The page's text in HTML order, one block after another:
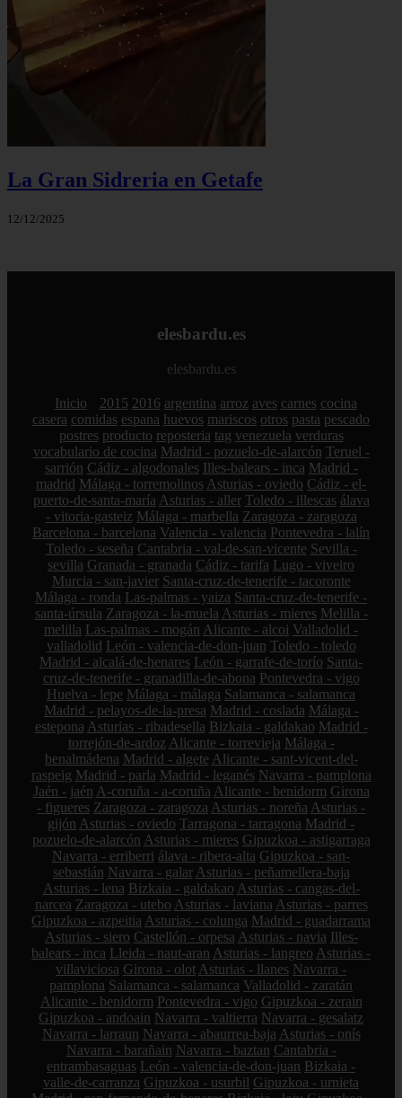
La Gran Sidreria en Getafe
12/12/2025
elesbardu.es
elesbardu.es
Inicio 2015 2016 argentina arroz aves carnes cocina
casera comidas espana huevos mariscos otros pasta pescado
postres producto reposteria tag venezuela verduras
vocabulario de cocina Madrid - pozuelo-de-alarcón Teruel -
sarrión Cádiz - algodonales Illes-balears - inca Madrid -
madrid Málaga - torremolinos Asturias - oviedo Cádiz - el-
puerto-de-santa-maría Asturias - aller Toledo - illescas álava
- vitoria-gasteiz Málaga - marbella Zaragoza - zaragoza
Barcelona - barcelona Valencia - valencia Pontevedra - lalín
Toledo - seseña Cantabria - val-de-san-vicente Sevilla -
sevilla Granada - granada Cádiz - tarifa Lugo - viveiro
Murcia - san-javier Santa-cruz-de-tenerife - tacoronte
Málaga - ronda Las-palmas - yaiza Santa-cruz-de-tenerife -
santa-úrsula Zaragoza - la-muela Asturias - mieres Melilla -
melilla Las-palmas - mogán Alicante - alcoi Valladolid -
valladolid León - valencia-de-don-juan Toledo - toledo
Madrid - alcalá-de-henares León - garrafe-de-torío Santa-
cruz-de-tenerife - granadilla-de-abona Pontevedra - vigo
Huelva - lepe Málaga - málaga Salamanca - salamanca
Madrid - pelayos-de-la-presa Madrid - coslada Málaga -
estepona Asturias - ribadesella Bizkaia - galdakao Madrid -
torrejón-de-ardoz Alicante - torrevieja Málaga -
benalmádena Madrid - algete Alicante - sant-vicent-del-
raspeig Madrid - parla Madrid - leganés Navarra - pamplona
Jaén - jaén A-coruña - a-coruña Alicante - benidorm Girona
- figueres Zaragoza - zaragoza Asturias - noreña Asturias -
gijón Asturias - oviedo Tarragona - tarragona Madrid -
pozuelo-de-alarcón Asturias - mieres Gipuzkoa - astigarraga
Navarra - erriberri álava - ribera-alta Gipuzkoa - san-
sebastián Navarra - galar Asturias - peñamellera-baja
Asturias - lena Bizkaia - galdakao Asturias - cangas-del-
narcea Zaragoza - utebo Asturias - laviana Asturias - parres
Gipuzkoa - azpeitia Asturias - colunga Madrid - guadarrama
Asturias - siero Castellón - orpesa Asturias - navia Illes-
balears - inca Lleida - naut-aran Asturias - langreo Asturias -
villaviciosa Girona - olot Asturias - llanes Navarra -
pamplona Salamanca - salamanca Valladolid - zaratán
Alicante - benidorm Pontevedra - vigo Gipuzkoa - zerain
Gipuzkoa - andoain Navarra - valtierra Navarra - gesalatz
Navarra - larraun Navarra - abaurrea-baja Asturias - onís
Navarra - barañain Navarra - baztan Cantabria -
entrambasaguas León - valencia-de-don-juan Bizkaia -
valle-de-carranza Gipuzkoa - usurbil Gipuzkoa - urnieta